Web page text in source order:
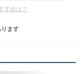
すめは？
ます